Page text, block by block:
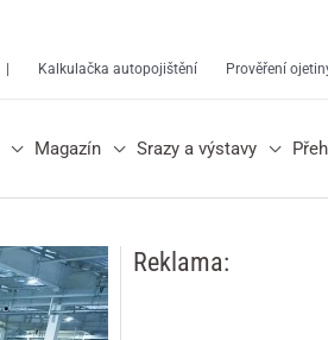
Kalkulačka autopojištění Prověření
Magazín Srazy a výstavy
Reklama: